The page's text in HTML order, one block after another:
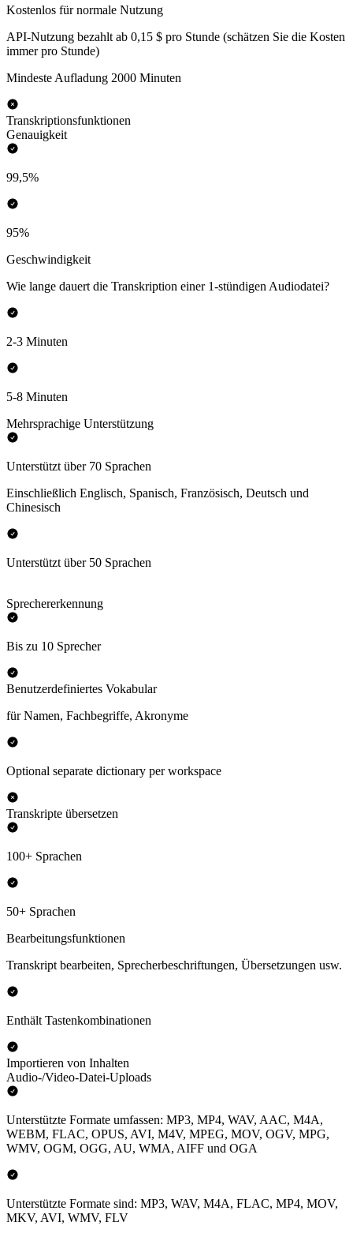
Kostenlos für normale Nutzung
API-Nutzung bezahlt ab 0,15 $ pro Stunde (schätzen Sie die Kosten
immer pro Stunde)
Mindeste Aufladung 2000 Minuten
Transkriptionsfunktionen
Genauigkeit
99,5%
95%
Geschwindigkeit
Wie lange dauert die Transkription einer 1-stündigen Audiodatei?
2-3 Minuten
5-8 Minuten
Mehrsprachige Unterstützung
Unterstützt über 70 Sprachen
Einschließlich Englisch, Spanisch, Französisch, Deutsch und
Chinesisch
Unterstützt über 50 Sprachen
Sprechererkennung
Bis zu 10 Sprecher
Benutzerdefiniertes Vokabular
für Namen, Fachbegriffe, Akronyme
Optional separate dictionary per workspace
Transkripte übersetzen
100+ Sprachen
50+ Sprachen
Bearbeitungsfunktionen
Transkript bearbeiten, Sprecherbeschriftungen, Übersetzungen usw.
Enthält Tastenkombinationen
Importieren von Inhalten
Audio-/Video-Datei-Uploads
Unterstützte Formate umfassen: MP3, MP4, WAV, AAC, M4A,
WEBM, FLAC, OPUS, AVI, M4V, MPEG, MOV, OGV, MPG,
WMV, OGM, OGG, AU, WMA, AIFF und OGA
Unterstützte Formate sind: MP3, WAV, M4A, FLAC, MP4, MOV,
MKV, AVI, WMV, FLV